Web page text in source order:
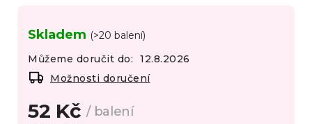
52 Kč/ balení
Skladem (>20 balení)
Můžeme doručit do:
12.8.2026
Možnosti doručení